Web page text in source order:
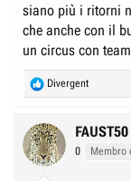
siano più i ritorni
che anche con il
un circus con
R
e
c
t
i
Divergent
FAUST50
0 Membro